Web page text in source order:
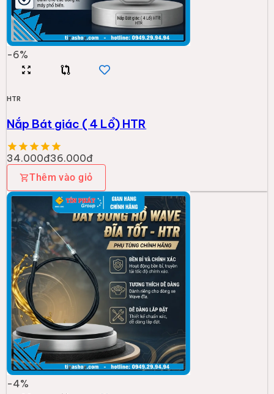
-6%
HTR
Nắp Bát giác ( 4 Lổ) HTR
34.000đ36.000đ
Thêm vào giỏ
-4%